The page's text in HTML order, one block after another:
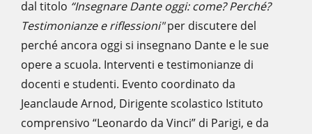
dal titolo “Insegnare Dante oggi: come? Perché?
Testimonianze e riflessioni"per discutere del
perché ancora oggi si insegnano Dante e le sue
opere a scuola. Interventi e testimonianze di
docenti e studenti. Evento coordinato da
Jeanclaude Arnod, Dirigente scolastico Istituto
comprensivo “Leonardo da Vinci” di Parigi, e da